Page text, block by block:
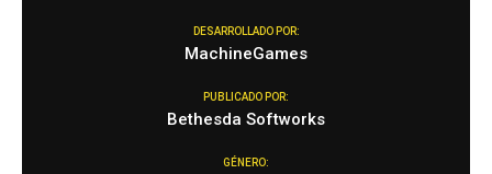
DESARROLLADO POR:
MachineGames
PUBLICADO POR:
Bethesda Softworks
GÉNERO: